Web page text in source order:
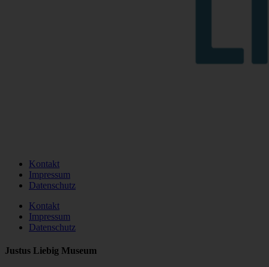
Kontakt
Impressum
Datenschutz
Kontakt
Impressum
Datenschutz
Justus Liebig Museum